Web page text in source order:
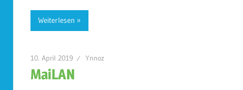
Weiterlesen
10. April 2019 Ynnoz
MaiLAN